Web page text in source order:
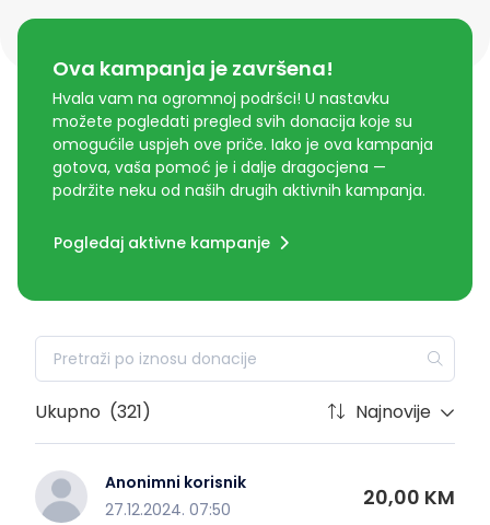
Ova kampanja je završena!
Hvala vam na ogromnoj podršci! U nastavku
možete pogledati pregled svih donacija koje su
omogućile uspjeh ove priče. Iako je ova kampanja
gotova, vaša pomoć je i dalje dragocjena —
podržite neku od naših drugih aktivnih kampanja.
Pogledaj aktivne kampanje
Ukupno (321) Najnovije
Anonimni korisnik
27.12.2024. 07:50
20,00 KM